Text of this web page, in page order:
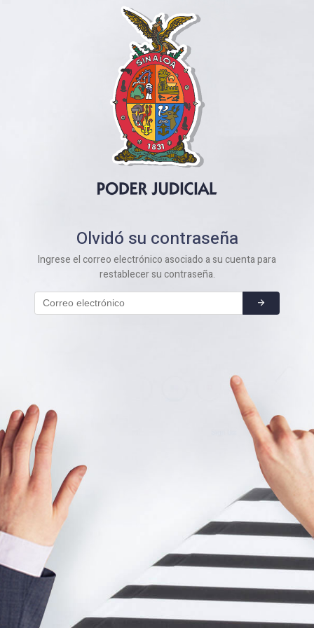
Olvidó su contraseña
Ingrese el correo electrónico asociado a su cuenta para
restablecer su contraseña.